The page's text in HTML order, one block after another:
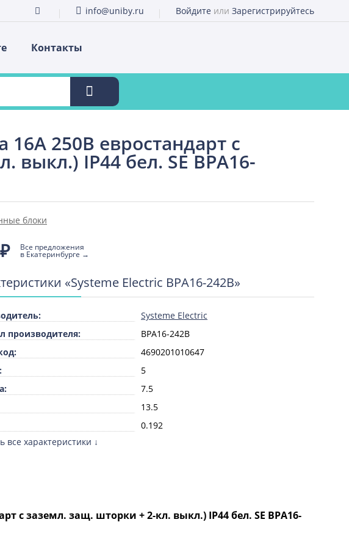
info@uniby.ru Войдите или Зарегистрируйтесь
Контакты
250В евростандарт с
выкл.) IP44 бел. SE BPA16-
блоки
₽ Все предложения
в Екатеринбурге →
«Systeme Electric BPA16-242B»
Systeme Electric
производителя:
BPA16-242B
4690201010647
5
7.5
13.5
0.192
измерения:
(без) галогенов:
Да
все характеристики ↓
с заземл. защ. шторки + 2-кл. выкл.) IP44 бел. SE BPA16-